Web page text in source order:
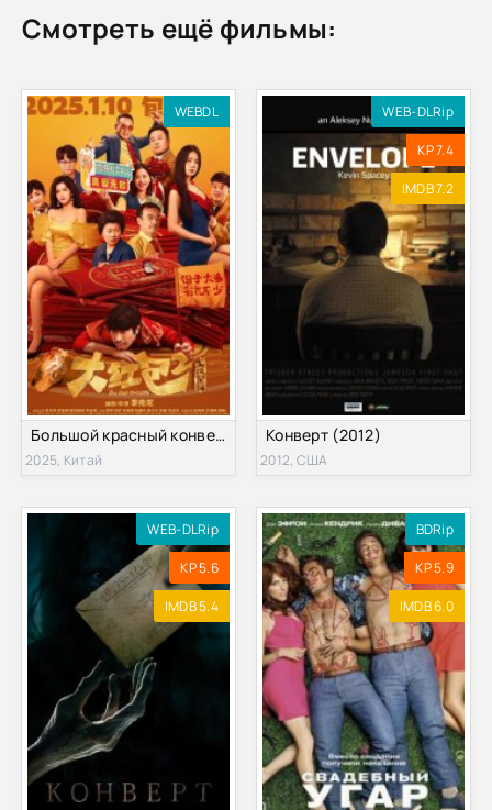
Смотреть ещё фильмы:
WEBDL
Большой красный конверт 2 (2025)
2025, Китай
WEB-DLRip
KP 7.4
IMDB 7.2
Конверт (2012)
2012, США
WEB-DLRip
KP 5.6
IMDB 5.4
BDRip
KP 5.9
IMDB 6.0